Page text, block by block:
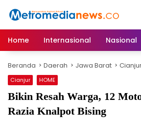
Home
Internasional Nasional
Beranda Daerah Jawa Barat
Cianjur HOME
Bikin Resah Warga, 12
Razia Knalpot Bising